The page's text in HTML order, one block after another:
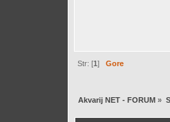
Str: [1]Gore
Akvarij NET - FORUM »